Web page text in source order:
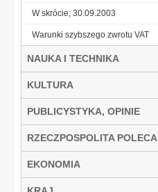
W skrócie; 30.09.2003
Warunki szybszego zwrotu VAT
NAUKA I TECHNIKA
KULTURA
PUBLICYSTYKA, OPINIE
RZECZPOSPOLITA POLECA
EKONOMIA